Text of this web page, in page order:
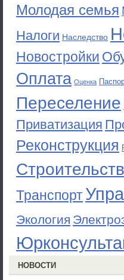
Молодая семья
Налоги Наследство
Новостройки
Оплата Оценка
Переселение
Приватизация
Реконструкция
Транспорт
Экология
НОВОСТИ